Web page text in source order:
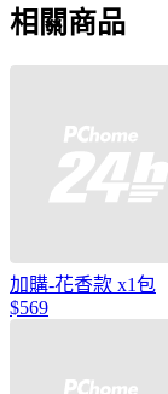
相關商品
加購-花香款 x1包
$569